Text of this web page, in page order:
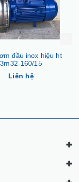
đầu inox hiệu ht
3m32-160/15
Liên hệ